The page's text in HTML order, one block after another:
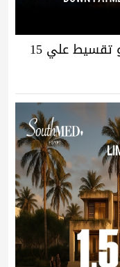
عرض لفترة محدودة مقدم 1.5% و تقسيط علي 15